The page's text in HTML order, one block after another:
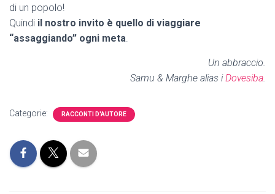
di un popolo!
Quindi il nostro invito è quello di viaggiare
“assaggiando” ogni meta.
Un abbraccio.
Samu & Marghe alias iDovesiba.
Categorie: RACCONTI D'AUTORE